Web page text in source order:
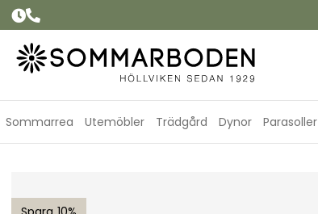
Sommarrea Utemöbler Trädgård Dynor Parasoller